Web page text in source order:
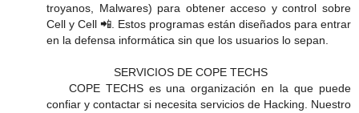
troyanos, Malwares) para obtener acceso y control sobre
Cell y Cell 📲. Estos programas están diseñados para entrar
en la defensa informática sin que los usuarios lo sepan.
SERVICIOS DE COPE TECHS
COPE TECHS es una organización en la que puede
confiar y contactar si necesita servicios de Hacking. Nuestro